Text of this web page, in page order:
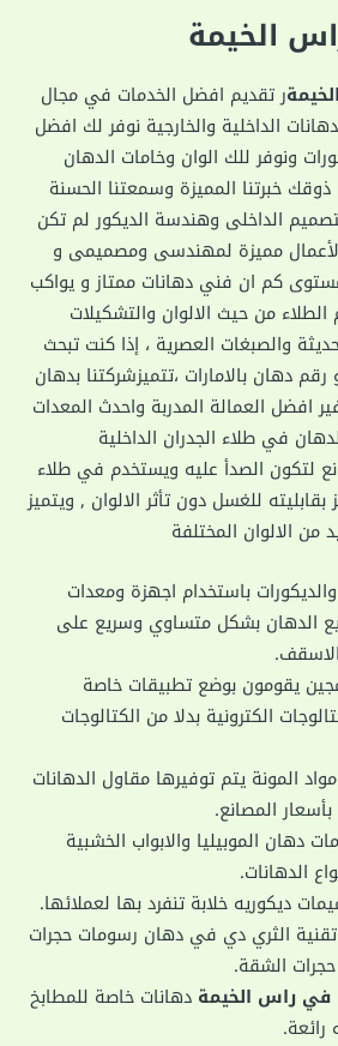
الخيمة
ر تقديم افضل الخدمات في مجال
الداخلية والخارجية نوفر لك افضل
ونوفر للك الوان وخامات الدهان
خبرتنا المميزة وسمعتنا الحسنة
الداخلى وهندسة الديكور لم تكن
مميزة لمهندسى ومصميمى و
كم ان فني دهانات ممتاز و يواكب
من حيث الالوان والتشكيلات
والصبغات العصرية ، إذا كنت تبحث
دهان بالامارات ،تتميزشركتنا بدهان
افضل العمالة المدربة واحدث المعدات
في طلاء الجدران الداخلية
لتكون الصدأ عليه ويستخدم في طلاء
للغسل دون تأثر الالوان , ويتميز
من الالوان المختلفة
باستخدام اجهزة ومعدات
الدهان بشكل متساوي وسريع على
يقومون بوضع تطبيقات خاصة
الكترونية بدلا من الكتالوجات
المونة يتم توفيرها مقاول الدهانات
المصانع.
دهان الموبيليا والابواب الخشبية
الدهانات.
ديكوريه خلابة تنفرد بها لعملائها.
الثري دي في دهان رسومات حجرات
الشقة.
راس الخيمة دهانات خاصة للمطابخ